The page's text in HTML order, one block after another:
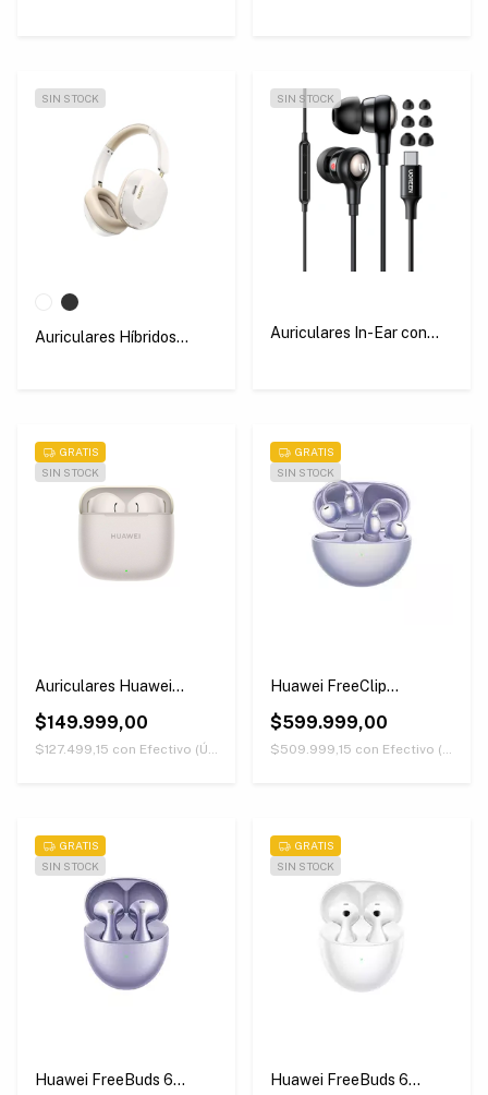
SIN STOCK
Auriculares Híbridos
SIN STOCK
Auriculares In-Ear con
SIN STOCK
GRATIS
Auriculares Huawei
$149.999,00
$127.499,15 con Efectivo (Únicamente retirando en nuestras sucursales)
SIN STOCK
GRATIS
Huawei FreeClip
$599.999,00
$509.999,15 con Efectivo (Únicamente retirando en nuestras sucursales)
SIN STOCK
GRATIS
Huawei FreeBuds 6
SIN STOCK
GRATIS
Huawei FreeBuds 6